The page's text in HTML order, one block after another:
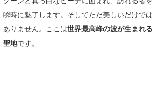
瞬時に魅了します。そしてただ美しいだけでは
ありません。ここは世界最高峰の波が生まれる
聖地です。
沖縄